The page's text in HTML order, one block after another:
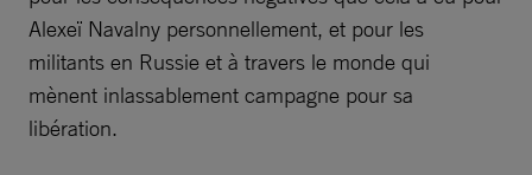
Alexeï Navalny personnellement, et pour les
militants en Russie et à travers le monde qui
mènent inlassablement campagne pour sa
libération.